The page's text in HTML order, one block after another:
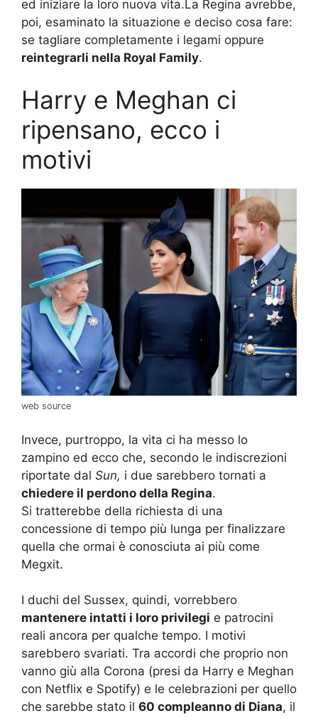
ed iniziare la loro nuova vita.La Regina avrebbe,
poi, esaminato la situazione e deciso cosa fare:
se tagliare completamente i legami oppure
reintegrarli nella Royal Family.
Harry e Meghan ci
ripensano, ecco i
motivi
web source
Invece, purtroppo, la vita ci ha messo lo
zampino ed ecco che, secondo le indiscrezioni
riportate dal Sun, i due sarebbero tornati a
chiedere il perdono della Regina.
Si tratterebbe della richiesta di una
concessione di tempo più lunga per finalizzare
quella che ormai è conosciuta ai più come
Megxit.
I duchi del Sussex, quindi, vorrebbero
mantenere intatti i loro privilegi e patrocini
reali ancora per qualche tempo. I motivi
sarebbero svariati. Tra accordi che proprio non
vanno giù alla Corona (presi da Harry e Meghan
con Netflix e Spotify) e le celebrazioni per quello
che sarebbe stato il 60 compleanno di Diana, il